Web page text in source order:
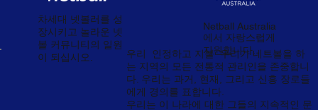
Netball Australia
에서 자랑스럽게
지원합니다.
차세대 넷볼러를 성
장시키고 놀라운 넷
볼 커뮤니티의 일원
이 되십시오.
우리 인정하고 지불 우리가 네트볼을 하
는 지역의 모든 전통적 관리인을 존중합니
다. 우리는 과거, 현재, 그리고 신흥 장로들
에게 경의를 표합니다.
우리는 이 나라에 대한 그들의 지속적인 문